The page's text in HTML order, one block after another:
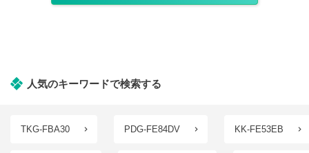
人気のキーワードで検索する
TKG-FBA30 PDG-FE84DV KK-FE53EB